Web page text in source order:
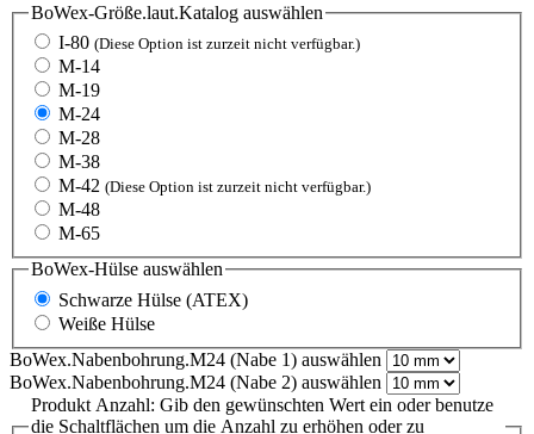
BoWex-Größe.laut.Katalog auswählen
I-80 (Diese Option ist zurzeit nicht verfügbar.)
M-14
M-19
M-24
M-28
M-38
M-42 (Diese Option ist zurzeit nicht verfügbar.)
M-48
M-65
BoWex-Hülse auswählen
Schwarze Hülse (ATEX)
Weiße Hülse
BoWex.Nabenbohrung.M24 (Nabe 1) auswählen
BoWex.Nabenbohrung.M24 (Nabe 2) auswählen
Produkt Anzahl: Gib den gewünschten Wert ein oder benutze
die Schaltflächen um die Anzahl zu erhöhen oder zu